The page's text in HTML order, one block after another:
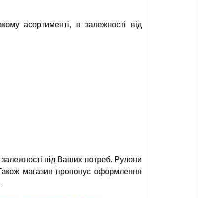
асортименті, в залежності від
від Ваших потреб. Рулони
магазин пропонує оформлення